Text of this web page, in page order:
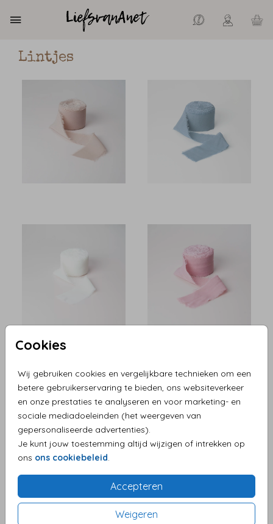
Cookies
Wij gebruiken cookies en vergelijkbare technieken om een
betere gebruikerservaring te bieden, ons websiteverkeer
en onze prestaties te analyseren en voor marketing- en
sociale mediadoeleinden (het weergeven van
gepersonaliseerde advertenties).
Je kunt jouw toestemming altijd wijzigen of intrekken op
ons ons cookiebeleid.
Accepteren
Weigeren
Lintjes